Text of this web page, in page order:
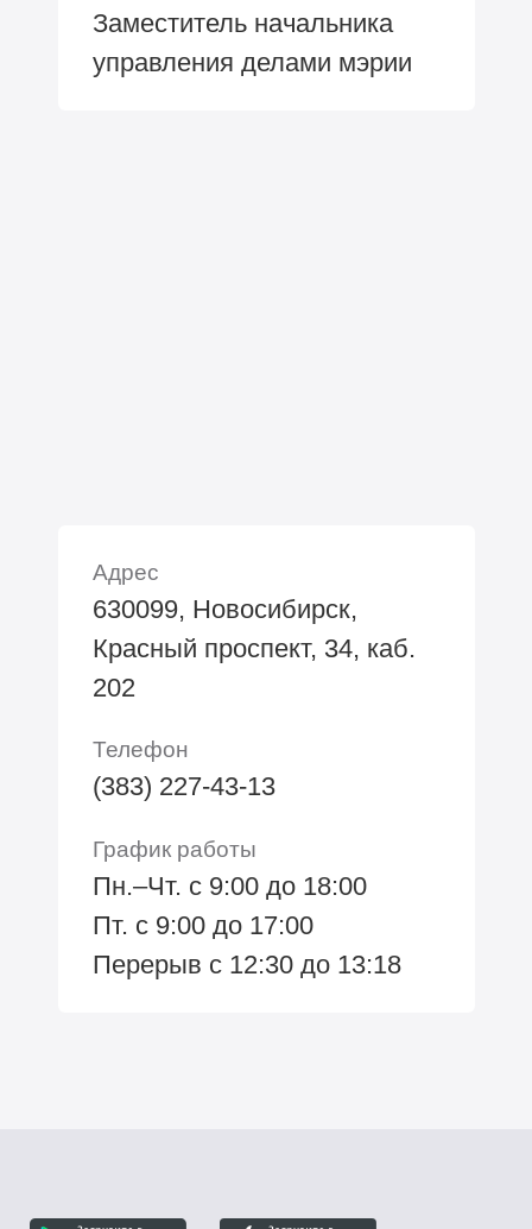
Заместитель начальника
управления делами мэрии
Адрес
630099, Новосибирск,
Красный проспект, 34, каб.
202
Телефон
(383) 227-43-13
График работы
Пн.–Чт. с 9:00 до 18:00
Пт. с 9:00 до 17:00
Перерыв с 12:30 до 13:18